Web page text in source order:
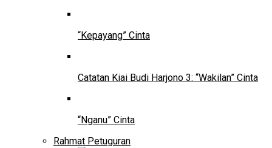
“Kepayang” Cinta
Catatan Kiai Budi Harjono 3: “Wakilan” Cinta
“Nganu” Cinta
Rahmat Petuguran